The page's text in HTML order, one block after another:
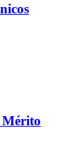
Mérito